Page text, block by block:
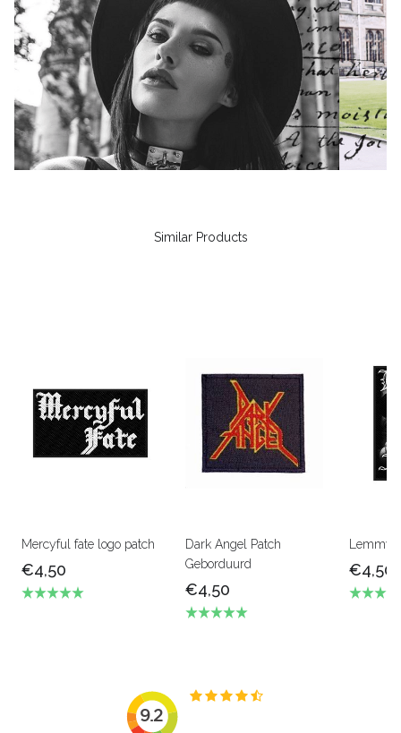
Similar Products
Mercyful fate logo patch
€4,50
Dark Angel Patch
Geborduurd
€4,50
Lemmy
€4,50